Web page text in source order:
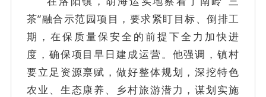
茶”融合示范园项目，要求紧盯目标、倒排工
期，在保质量保安全的前提下全力加快进
度，确保项目早日建成运营。他强调，镇村
要立足资源禀赋，做好整体规划，深挖特色
农业、生态康养、乡村旅游潜力，谋划实施